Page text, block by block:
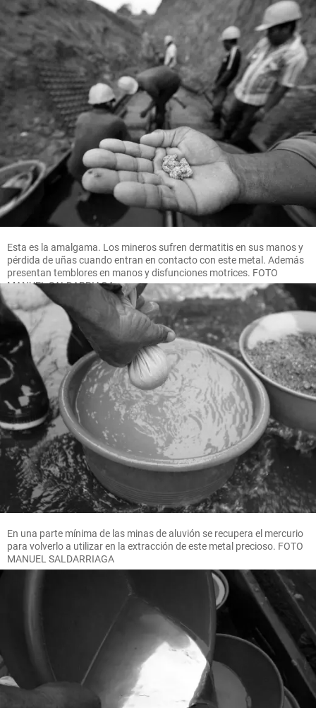
Esta es la amalgama. Los mineros sufren dermatitis en sus manos y
pérdida de uñas cuando entran en contacto con este metal. Además
presentan temblores en manos y disfunciones motrices. FOTO
MANUEL SALDARRIAGA
En una parte mínima de las minas de aluvión se recupera el mercurio
para volverlo a utilizar en la extracción de este metal precioso. FOTO
MANUEL SALDARRIAGA